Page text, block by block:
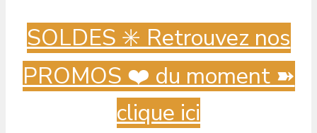
SOLDES ✳️ Retrouvez nos
PROMOS ❤️ du moment ➽
clique ici